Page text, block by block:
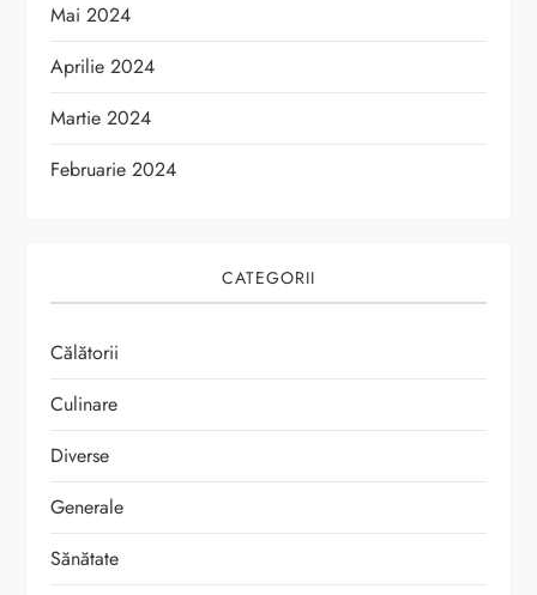
Mai 2024
Aprilie 2024
Martie 2024
Februarie 2024
CATEGORII
Călătorii
Culinare
Diverse
Generale
Sănătate